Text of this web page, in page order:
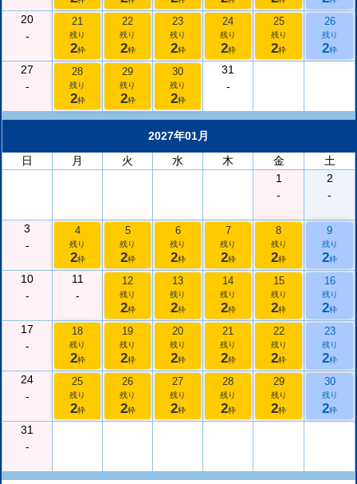
20
-
21
残り
2枠
22
残り
2枠
23
残り
2枠
24
残り
2枠
25
残り
2枠
26
残り
2枠
27
-
28
残り
2枠
29
残り
2枠
30
残り
2枠
31
-
2027年01月
日
月 火 水 木 金
土
1
-
2
-
3
-
4
残り
2枠
5
残り
2枠
6
残り
2枠
7
残り
2枠
8
残り
2枠
9
残り
2枠
10
-
11
-
12
残り
2枠
13
残り
2枠
14
残り
2枠
15
残り
2枠
16
残り
2枠
17
-
18
残り
2枠
19
残り
2枠
20
残り
2枠
21
残り
2枠
22
残り
2枠
23
残り
2枠
24
-
25
残り
2枠
26
残り
2枠
27
残り
2枠
28
残り
2枠
29
残り
2枠
30
残り
2枠
31
-